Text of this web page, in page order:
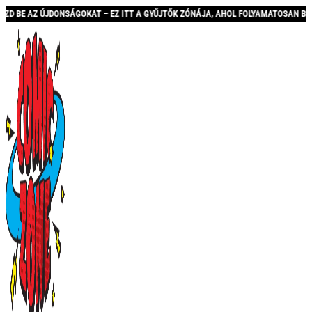
– EZ ITT A GYŰJTŐK ZÓNÁJA, AHOL FOLYAMATOSAN BŐVÜLŐ